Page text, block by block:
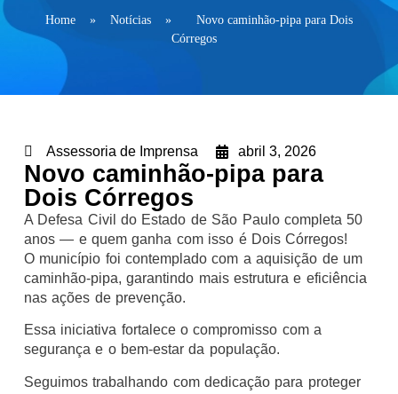
Home » Notícias »
Novo caminhão-pipa para Dois
Córregos
Assessoria de Imprensa abril 3, 2026
Novo caminhão-pipa para
Dois Córregos
A Defesa Civil do Estado de São Paulo completa 50
anos — e quem ganha com isso é Dois Córregos!
O município foi contemplado com a aquisição de um
caminhão-pipa, garantindo mais estrutura e eficiência
nas ações de prevenção.
Essa iniciativa fortalece o compromisso com a
segurança e o bem-estar da população.
Seguimos trabalhando com dedicação para proteger